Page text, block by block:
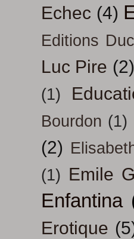
Echec (4)
Editions
Luc Pire (2)
(1)
Bourdon (1)
(2)
(1) Emile
Enfantina
Erotique